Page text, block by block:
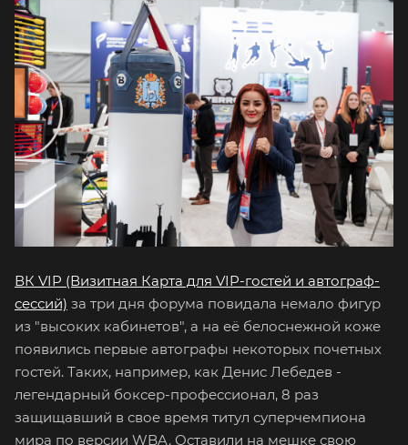
ВК VIP (Визитная Карта для VIP-гостей и автограф-
сессий) за три дня форума повидала немало фигур
из "высоких кабинетов", а на её белоснежной коже
появились первые автографы некоторых почетных
гостей. Таких, например, как Денис Лебедев -
легендарный боксер-профессионал, 8 раз
защищавший в свое время титул суперчемпиона
мира по версии WBA. Оставили на мешке свою